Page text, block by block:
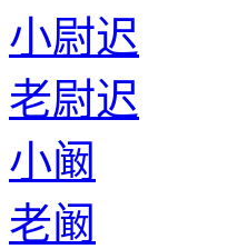
小尉迟
老尉迟
小阚
老阚